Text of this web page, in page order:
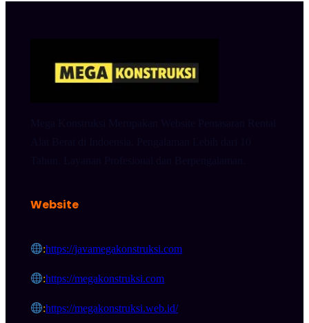
Website
:https://javamegakonstruksi.com
:https://megakonstruksi.com
:https://megakonstruksi.web.id/